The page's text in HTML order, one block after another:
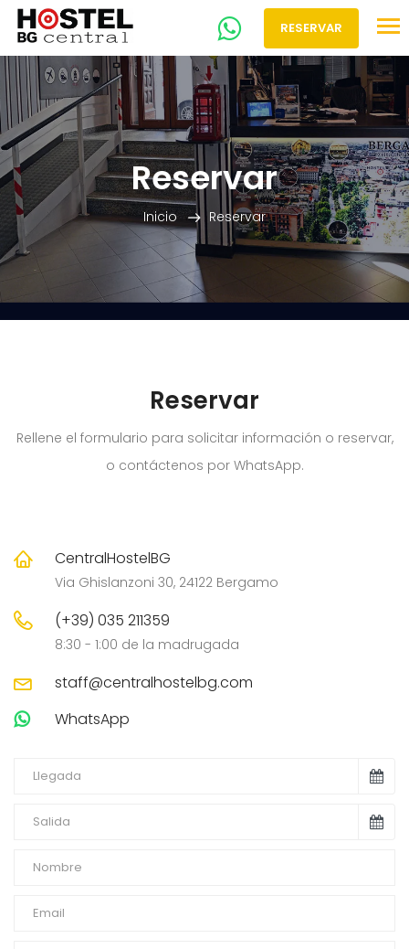
RESERVAR
Reservar
Inicio Reservar
Reservar
Rellene el formulario para solicitar información o reservar,
o contáctenos por WhatsApp.
CentralHostelBG
Via Ghislanzoni 30, 24122 Bergamo
(+39) 035 211359
8:30 - 1:00 de la madrugada
staff@centralhostelbg.com
WhatsApp